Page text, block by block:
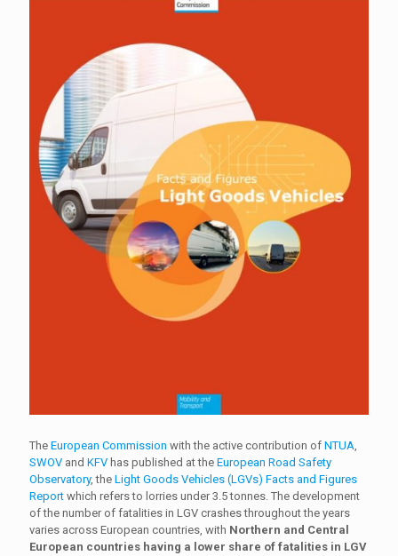
The European Commission with the active contribution of NTUA,
SWOV and KFV has published at the European Road Safety
Observatory, the Light Goods Vehicles (LGVs) Facts and Figures
Report which refers to lorries under 3.5 tonnes. The development
of the number of fatalities in LGV crashes throughout the years
varies across European countries, with Northern and Central
European countries having a lower share of fatalities in LGV